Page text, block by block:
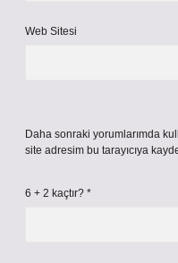
Web Sitesi
Daha sonraki yorumlarımda
site adresim bu tarayıcıya
6 + 2 kaçtır? *